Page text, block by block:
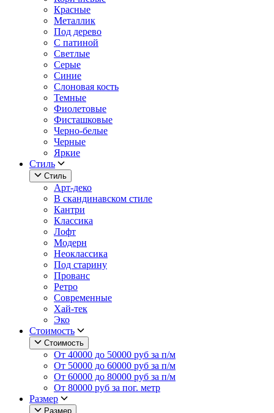
Красные
Металлик
Под дерево
С патиной
Светлые
Серые
Синие
Слоновая кость
Темные
Фиолетовые
Фисташковые
Черно-белые
Черные
Яркие
Стиль
Стиль
Арт-деко
В скандинавском стиле
Кантри
Классика
Лофт
Модерн
Неоклассика
Под старину
Прованс
Ретро
Современные
Хай-тек
Эко
Стоимость
Стоимость
От 40000 до 50000 руб за п/м
От 50000 до 60000 руб за п/м
От 60000 до 80000 руб за п/м
От 80000 руб за пог. метр
Размер
Размер